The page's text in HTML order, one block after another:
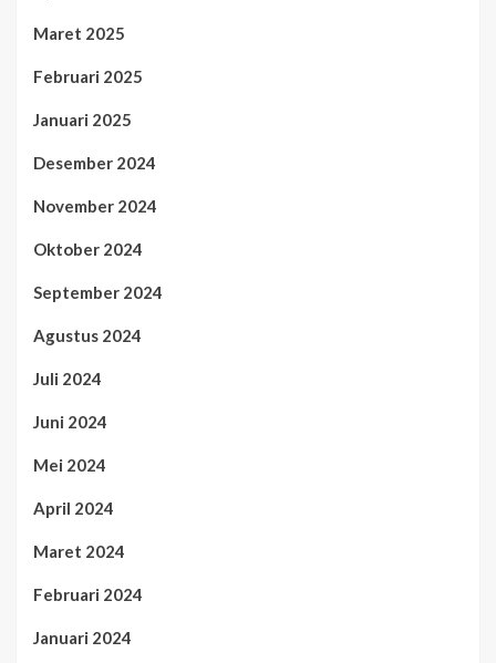
Maret 2025
Februari 2025
Januari 2025
Desember 2024
November 2024
Oktober 2024
September 2024
Agustus 2024
Juli 2024
Juni 2024
Mei 2024
April 2024
Maret 2024
Februari 2024
Januari 2024